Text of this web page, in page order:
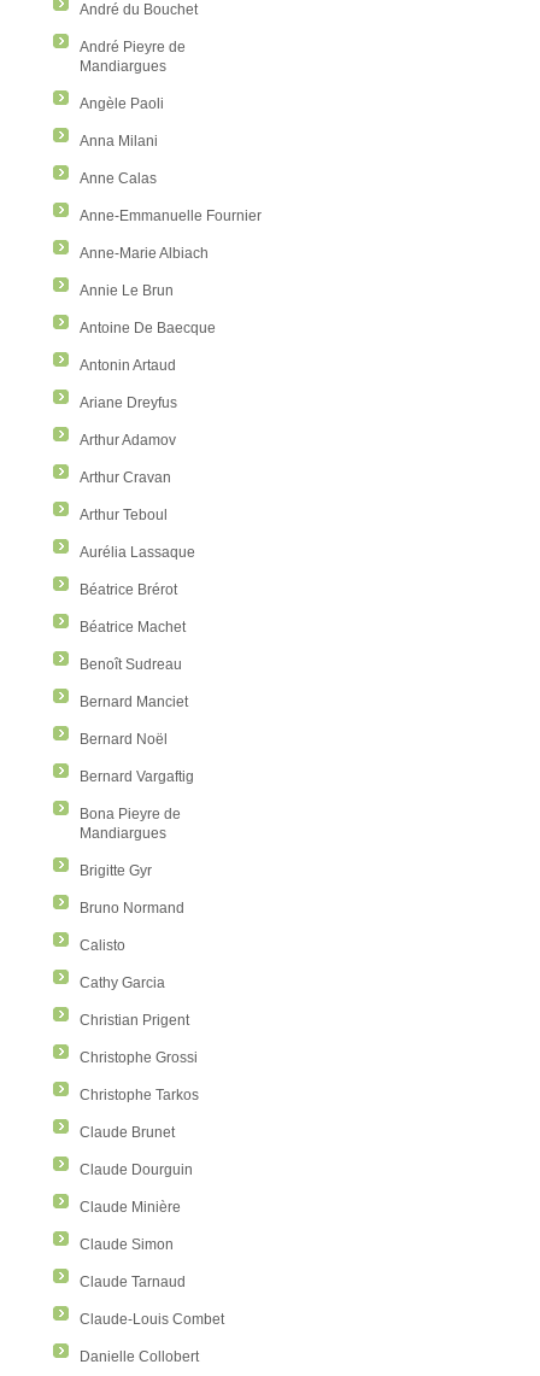
André du Bouchet
André Pieyre de
Mandiargues
Angèle Paoli
Anna Milani
Anne Calas
Anne-Emmanuelle Fournier
Anne-Marie Albiach
Annie Le Brun
Antoine De Baecque
Antonin Artaud
Ariane Dreyfus
Arthur Adamov
Arthur Cravan
Arthur Teboul
Aurélia Lassaque
Béatrice Brérot
Béatrice Machet
Benoît Sudreau
Bernard Manciet
Bernard Noël
Bernard Vargaftig
Bona Pieyre de
Mandiargues
Brigitte Gyr
Bruno Normand
Calisto
Cathy Garcia
Christian Prigent
Christophe Grossi
Christophe Tarkos
Claude Brunet
Claude Dourguin
Claude Minière
Claude Simon
Claude Tarnaud
Claude-Louis Combet
Danielle Collobert